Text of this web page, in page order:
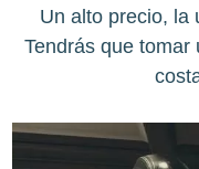
Un alto precio, la
Tendrás que